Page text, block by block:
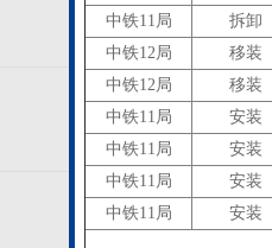
中铁11局
拆卸
中铁12局
移装
中铁12局
移装
中铁11局
安装
中铁11局
安装
中铁11局
安装
中铁11局
安装